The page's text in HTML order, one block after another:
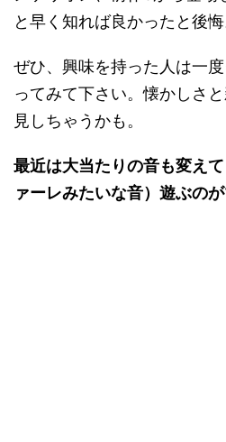
と早く知れば良かったと後悔
ぜひ、興味を持った人は一
ってみて下さい。懐かしさ
見しちゃうかも。
最近は大当たりの音も変え
ァーレみたいな音）遊ぶの